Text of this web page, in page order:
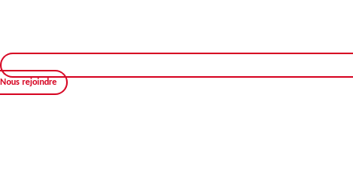
Nous rejoindre